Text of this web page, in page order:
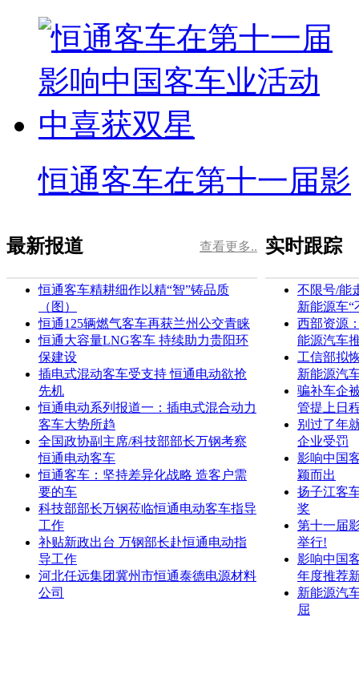
恒通客车在第十一届影
查看更多..
最新报道
恒通客车精耕细作以精“智”铸品质
（图）
恒通125辆燃气客车再获兰州公交青睐
恒通大容量LNG客车 持续助力贵阳环
保建设
插电式混动客车受支持 恒通电动欲抢
先机
恒通电动系列报道一：插电式混合动力
客车大势所趋
全国政协副主席/科技部部长万钢考察
恒通电动客车
恒通客车：坚持差异化战略 造客户需
要的车
科技部部长万钢莅临恒通电动客车指导
工作
补贴新政出台 万钢部长赴恒通电动指
导工作
河北任远集团冀州市恒通泰德电源材料
公司
实时跟踪
不限号/能
新能源车“
西部资源
能源汽车
工信部拟
新能源汽
骗补车企
管提上日
别过了年
企业受罚
影响中国
颖而出
扬子江客
奖
第十一届
举行!
影响中国
年度推荐
新能源汽
屈